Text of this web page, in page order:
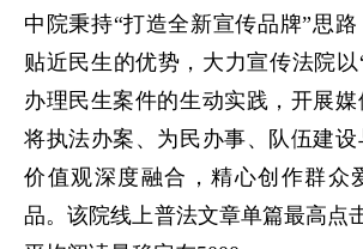
中院秉持“打造全新宣传品牌”思
贴近民生的优势，大力宣传法院以
办理民生案件的生动实践，开展媒
将执法办案、为民办事、队伍建
价值观深度融合，精心创作群众
品。该院线上普法文章单篇最高点